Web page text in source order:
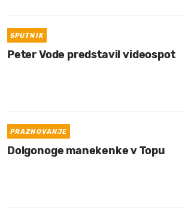
SPUTNIK
Peter Vode predstavil videospot
PRAZNOVANJE
Dolgonoge manekenke v Topu